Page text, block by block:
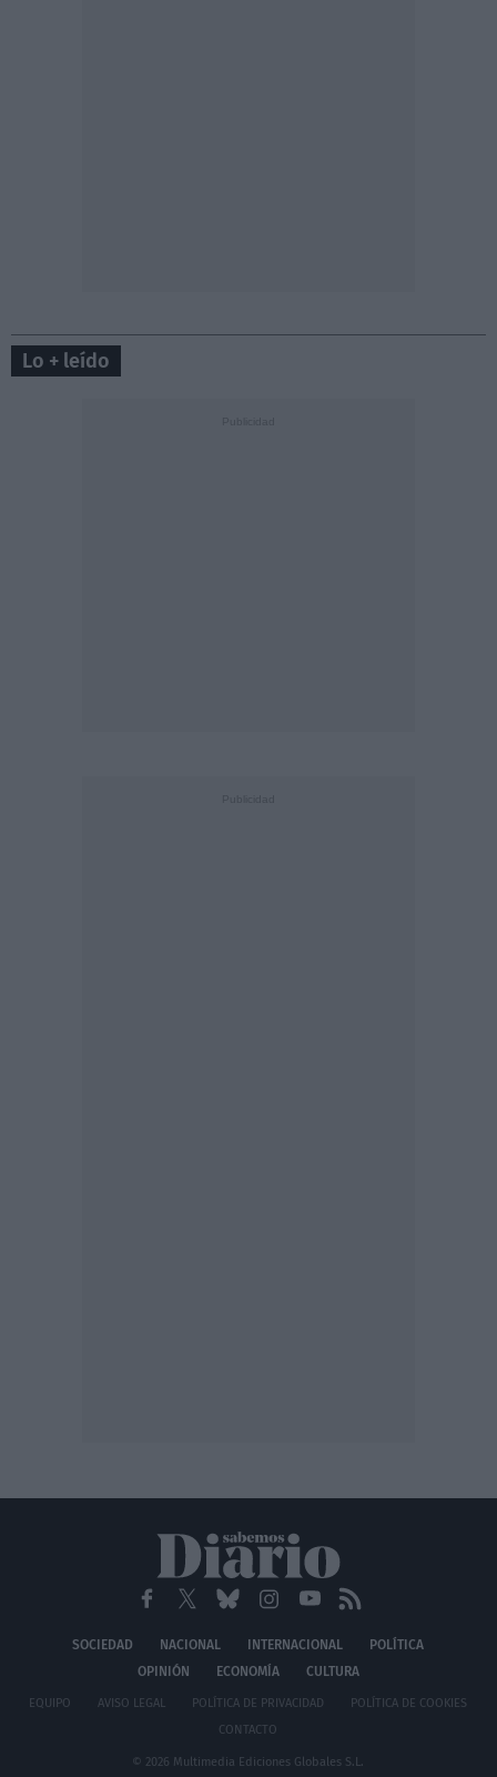
Lo + leído
SOCIEDAD NACIONAL INTERNACIONAL
POLÍTICA
OPINIÓN
ECONOMÍA CULTURA
EQUIPO AVISO LEGAL POLÍTICA DE PRIVACIDAD
POLÍTICA DE COOKIES
CONTACTO
© 2026 Multimedia Ediciones Globales S.L.